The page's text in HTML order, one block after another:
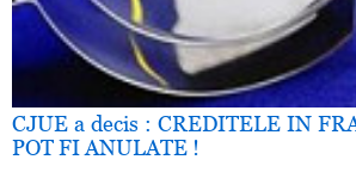
CJUE a decis : CREDITELE IN
POT FI ANULATE !